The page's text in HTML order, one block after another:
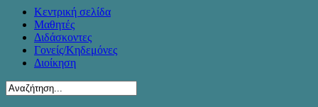
Κεντρική σελίδα
Μαθητές
Διδάσκοντες
Γονείς/Κηδεμόνες
Διοίκηση